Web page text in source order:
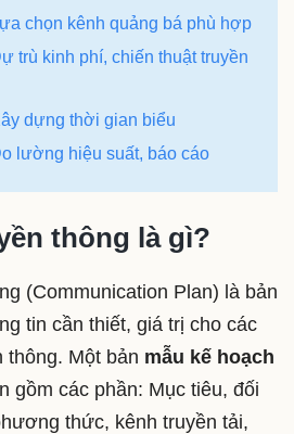
chọn kênh quảng bá phù hợp
trù kinh phí, chiến thuật truyền
dựng thời gian biểu
lường hiệu suất, báo cáo
thông là gì?
(Communication Plan) là bản
tin cần thiết, giá trị cho các
thông. Một bản mẫu kế hoạch
gồm các phần: Mục tiêu, đối
thức, kênh truyền tải,